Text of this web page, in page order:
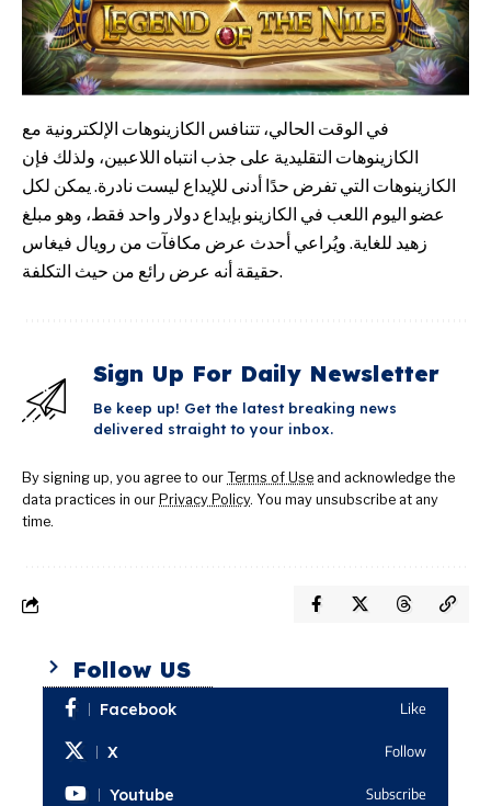
في الوقت الحالي، تتنافس الكازينوهات الإلكترونية مع
الكازينوهات التقليدية على جذب انتباه اللاعبين، ولذلك فإن
الكازينوهات التي تفرض حدًا أدنى للإيداع ليست نادرة. يمكن لكل
عضو اليوم اللعب في الكازينو بإيداع دولار واحد فقط، وهو مبلغ
زهيد للغاية. ويُراعي أحدث عرض مكافآت من رويال فيغاس
حقيقة أنه عرض رائع من حيث التكلفة.
Sign Up For Daily Newsletter
Be keep up! Get the latest breaking news
delivered straight to your inbox.
By signing up, you agree to our Terms of Use and acknowledge the
data practices in our Privacy Policy. You may unsubscribe at any
time.
Follow US
Facebook Like
X Follow
Youtube Subscribe